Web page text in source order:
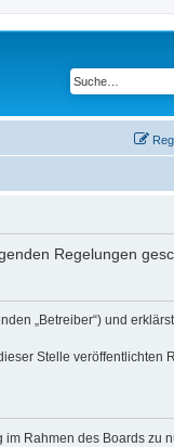
Regelungen
„Betreiber“) und
Stelle veröffentlichten
Rahmen des Boards zu